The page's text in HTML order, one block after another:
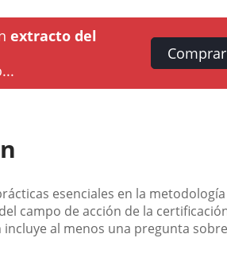
extracto del
Comprar
esenciales en la
campo de acción de la
al menos una pregunta